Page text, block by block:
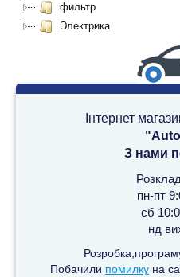
фильтр
Электрика
Інтернет
З нами
пн-пт
сб
нд
Побачили помилку на